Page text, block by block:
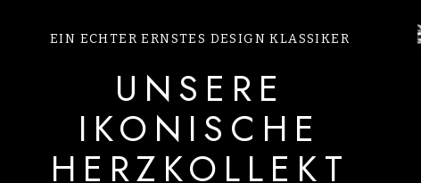
EIN ECHTER ERNSTES DESIGN KLASSIKER
UNSERE
IKONISCHE
HERZKOLLEKT